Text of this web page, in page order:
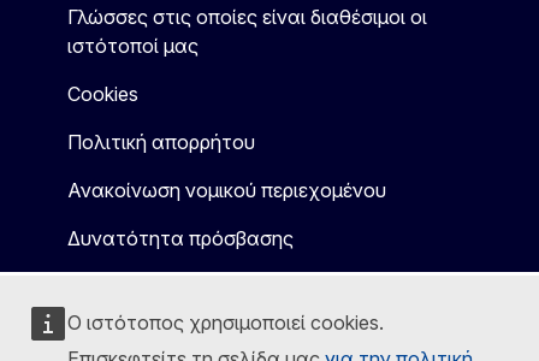
Ο ιστότοπος χρησιμοποιεί cookies.
Γλώσσες στις οποίες είναι διαθέσιμοι οι
ιστότοποί μας
Cookies
Πολιτική απορρήτου
Ανακοίνωση νομικού περιεχομένου
Δυνατότητα πρόσβασης